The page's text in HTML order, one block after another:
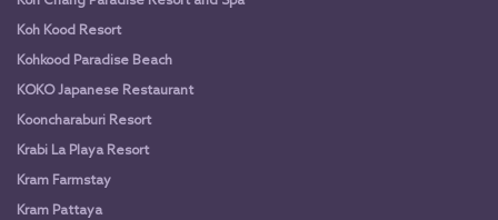
Koh Kood Resort
Kohkood Paradise Beach
KOKO Japanese Restaurant
Kooncharaburi Resort
Krabi La Playa Resort
Kram Farmstay
Kram Pattaya